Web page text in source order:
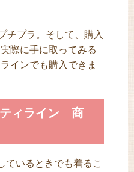
チプラ。そして、購入
際に手に取ってみる
インでも購入できま
ティライン 商
ているときでも着るこ